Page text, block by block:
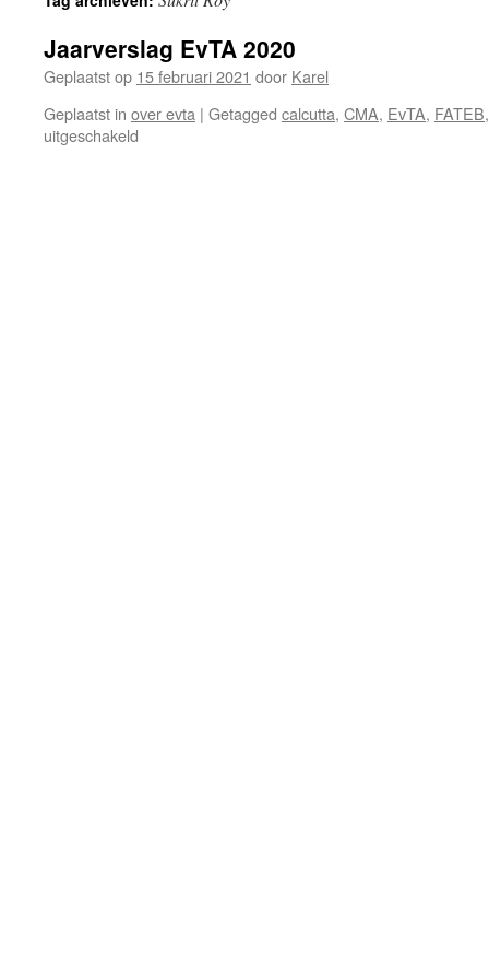
Jaarverslag EvTA 2020
Geplaatst op 15 februari 2021 door Karel
Geplaatst in over evta | Getagged calcutta, CMA, EvTA, FATEB
uitgeschakeld